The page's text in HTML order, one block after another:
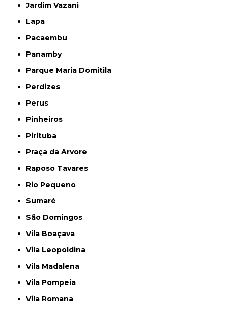
Jardim Vazani
Lapa
Pacaembu
Panamby
Parque Maria Domitila
Perdizes
Perus
Pinheiros
Pirituba
Praça da Arvore
Raposo Tavares
Rio Pequeno
Sumaré
São Domingos
Vila Boaçava
Vila Leopoldina
Vila Madalena
Vila Pompeia
Vila Romana